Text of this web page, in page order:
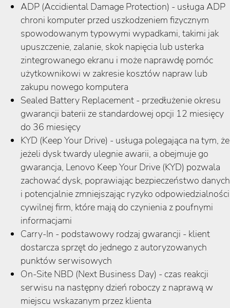
ADP (Accidiental Damage Protection) - usługa ADP
chroni komputer przed uszkodzeniem fizycznym
spowodowanym typowymi wypadkami, takimi jak
upuszczenie, zalanie, skok napięcia lub usterka
zintegrowanego ekranu i może naprawdę pomóc
użytkownikowi w zakresie kosztów napraw lub
zakupu nowego komputera
Sealed Battery Replacement - przedłużenie okresu
gwarancji baterii ze standardowej opcji 12 miesięcy
do 36 miesięcy
KYD (Keep Your Drive) - usługa polegająca na tym, że
jeżeli dysk twardy ulegnie awarii, a obejmuje go
gwarancja, Lenovo Keep Your Drive (KYD) pozwala
zachować dysk, poprawiając bezpieczeństwo danych
i potencjalnie zmniejszając ryzyko odpowiedzialności
cywilnej firm, które mają do czynienia z poufnymi
informacjami
Carry-In - podstawowy rodzaj gwarancji - klient
dostarcza sprzęt do jednego z autoryzowanych
punktów serwisowych
On-Site NBD (Next Business Day) - czas reakcji
serwisu na następny dzień roboczy z naprawą w
miejscu wskazanym przez klienta